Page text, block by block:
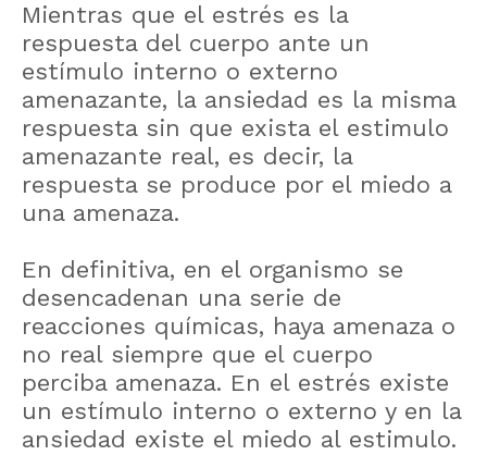
Mientras que el estrés es la
respuesta del cuerpo ante un
estímulo interno o externo
amenazante, la ansiedad es la misma
respuesta sin que exista el estimulo
amenazante real, es decir, la
respuesta se produce por el miedo a
una amenaza.
En definitiva, en el organismo se
desencadenan una serie de
reacciones químicas, haya amenaza o
no real siempre que el cuerpo
perciba amenaza. En el estrés existe
un estímulo interno o externo y en la
ansiedad existe el miedo al estimulo.